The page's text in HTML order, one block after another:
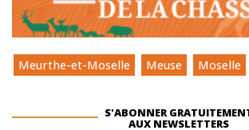
Meurthe-et-Moselle Meuse Moselle
S'ABONNER
AUX NEWSLETTERS